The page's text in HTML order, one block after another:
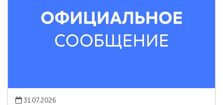
31.07.2026